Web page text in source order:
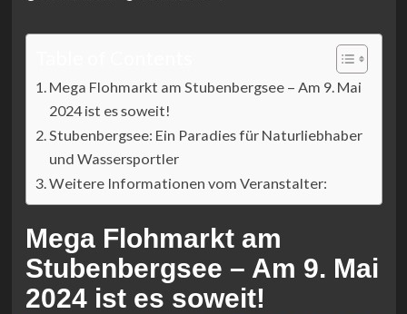
Mega Flohmarkt am Stubenbergsee – Am 9. Mai
2024 ist es soweit!
Stubenbergsee: Ein Paradies für Naturliebhaber
und Wassersportler
Weitere Informationen vom Veranstalter:
Mega Flohmarkt am
Stubenbergsee – Am 9. Mai
2024 ist es soweit!